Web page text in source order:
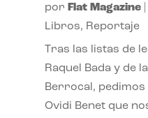
por Flat Magazine|
Libros, Reportaje
Tras las listas de
Raquel Bada y de
Berrocal,
Ovidi Benet que